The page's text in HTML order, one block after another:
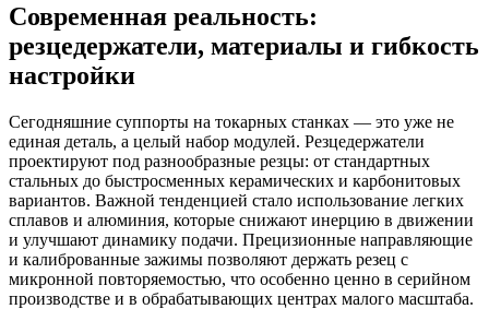
Современная реальность:
резцедержатели, материалы и гибкость
настройки
Сегодняшние суппорты на токарных станках — это уже не
единая деталь, а целый набор модулей. Резцедержатели
проектируют под разнообразные резцы: от стандартных
стальных до быстросменных керамических и карбонитовых
вариантов. Важной тенденцией стало использование легких
сплавов и алюминия, которые снижают инерцию в движении
и улучшают динамику подачи. Прецизионные направляющие
и калиброванные зажимы позволяют держать резец с
микронной повторяемостью, что особенно ценно в серийном
производстве и в обрабатывающих центрах малого масштаба.